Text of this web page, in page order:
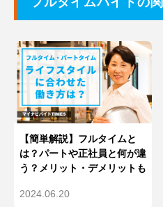
【簡単解説】フルタイムと
は？パートや正社員と何が違
う？メリット・デメリットも
2024.06.20